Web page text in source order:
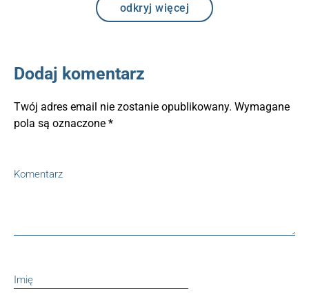
odkryj więcej
Dodaj komentarz
Twój adres email nie zostanie opublikowany. Wymagane
pola są oznaczone *